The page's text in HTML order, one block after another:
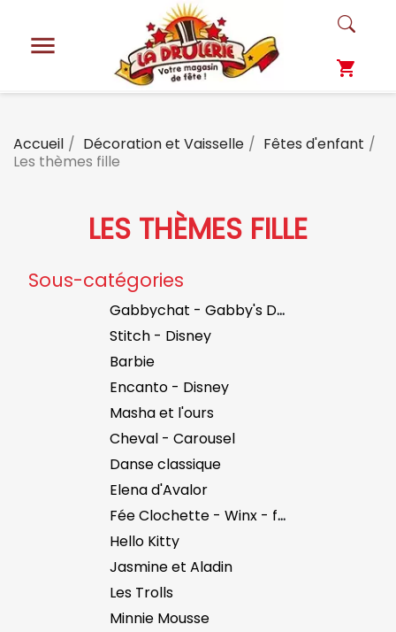

shopping_cart
Accueil Décoration et Vaisselle
Fêtes d'enfant
Les thèmes fille
LES THÈMES FILLE
Sous-catégories
Gabbychat - Gabby's Dollhouse
Stitch - Disney
Barbie
Encanto - Disney
Masha et l'ours
Cheval - Carousel
Danse classique
Elena d'Avalor
Fée Clochette - Winx - fées
Hello Kitty
Jasmine et Aladin
Les Trolls
Minnie Mousse